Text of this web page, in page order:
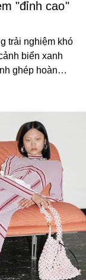
"đỉnh cao"
trải nghiệm khó
biển xanh
ghép hoàn